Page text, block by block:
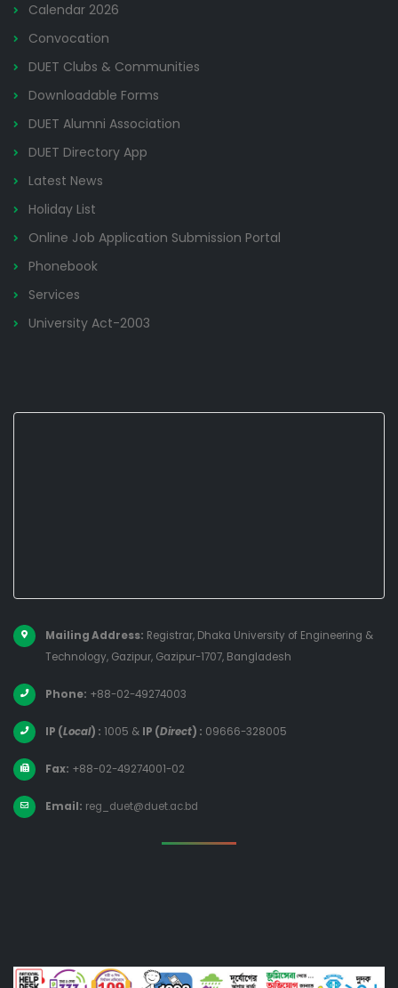
Calendar 2026
Convocation
DUET Clubs & Communities
Downloadable Forms
DUET Alumni Association
DUET Directory App
Latest News
Holiday List
Online Job Application Submission Portal
Phonebook
Services
University Act-2003
Mailing Address: Registrar, Dhaka University of Engineering &
Technology, Gazipur, Gazipur-1707, Bangladesh
Phone: +88-02-49274003
IP (Local) : 1005 & IP (Direct) : 09666-328005
Fax: +88-02-49274001-02
Email: reg_duet@duet.ac.bd